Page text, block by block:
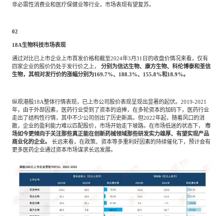
非必需性消费业和医疗保健业等行业，市场表现有望复苏。
02
18A生物科技市场表现
通过对比已上市企业上市首发价格和截至2024年3月31日的收盘价情况来看，仅有
四家企业的股价仍处于发行价之上，
分别为信达生物、康方生物、科伦博泰和荃信
生物，其相对发行价的涨幅分别为169.7%、188.3%、155.8%和18.9%。
纵观港股18A整体行情表现，已上市公司股价表现呈现出显著的起伏。2019-2021
年，由于外部因素，医药行业受到了资本的追捧，在多轮资本的加码下，医药行业
走出了结构性行情，其中不少公司创出了历史新高。但2022年起，随着风口的消
散，企业的盈利能力难以匹配股价，市场开始走下坡路。在市场低迷的状态下，
市
场如今更倾向于关注那些真正能在创新药械领域那些研发实力雄厚、有望实现产品
商业化的企业。
长远来看，在政策、资本等多重利好因素的持续催化下，预计会有
更多医药企业通过资本市场谋求长远发展。